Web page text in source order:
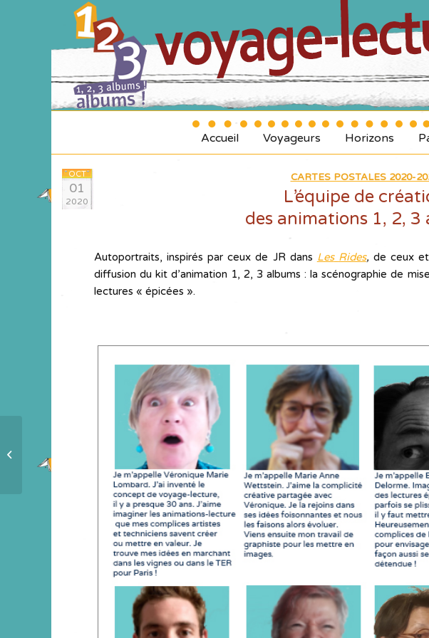
Accueil Voyageurs Horizons
OCT
01
2020
CARTES POSTALES 2020-
L’équipe de
des animations 1, 2, 3
Autoportraits, inspirés par ceux de JR dans Les Rides, de ceux
diffusion du kit d’animation 1, 2, 3 albums : la scénographie de
lectures « épicées ».
Jauges réduites pour les
lancements